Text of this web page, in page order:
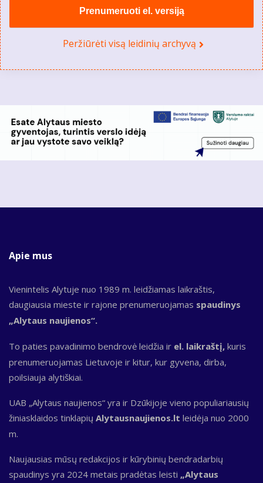
Prenumeruoti el. versiją
Peržiūrėti visą leidinių archyvą
Apie mus
Vienintelis Alytuje nuo 1989 m. leidžiamas laikraštis,
daugiausia mieste ir rajone prenumeruojamas spaudinys
„Alytaus naujienos“.
To paties pavadinimo bendrovė leidžia ir el. laikraštį, kuris
prenumeruojamas Lietuvoje ir kitur, kur gyvena, dirba,
poilsiauja alytiškiai.
UAB „Alytaus naujienos“ yra ir Dzūkijoje vieno populiariausių
žiniasklaidos tinklapių Alytausnaujienos.lt leidėja nuo 2000
m.
Naujausias mūsų redakcijos ir kūrybinių bendradarbių
spaudinys yra 2024 metais pradėtas leisti „Alytaus